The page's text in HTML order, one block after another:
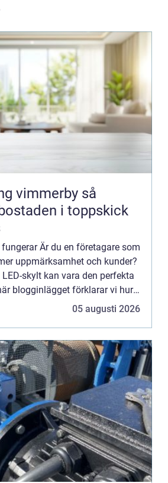
vimmerby så
i toppskick
fungerar Är du en företagare som
uppmärksamhet och kunder?
skylt kan vara den perfekta
blogginlägget förklarar vi hur
och varför de är ett så ef...
05 augusti 2026